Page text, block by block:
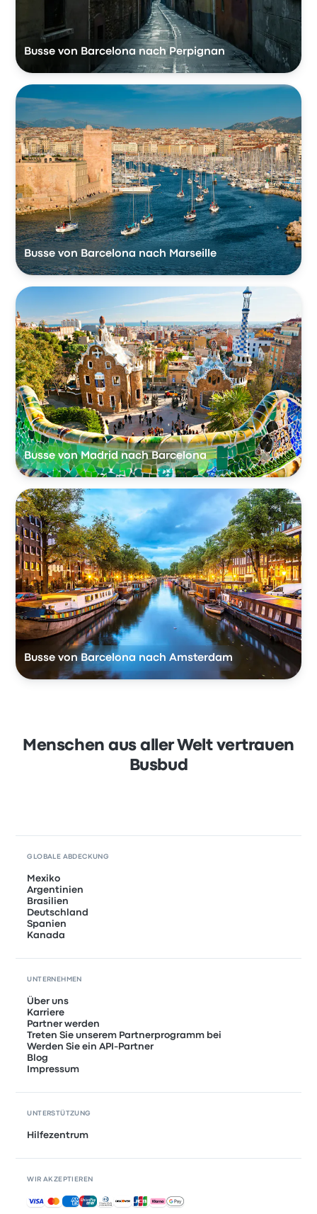
Busse von Barcelona nach Perpignan
Busse von Barcelona nach Marseille
Busse von Madrid nach Barcelona
Busse von Barcelona nach Amsterdam
Menschen aus aller Welt vertrauen
Busbud
GLOBALE ABDECKUNG
Mexiko
Argentinien
Brasilien
Deutschland
Spanien
Kanada
UNTERNEHMEN
Über uns
Karriere
Partner werden
Treten Sie unserem Partnerprogramm bei
Werden Sie ein API-Partner
Blog
Impressum
UNTERSTÜTZUNG
Hilfezentrum
WIR AKZEPTIEREN
Akzeptierte Zahlungsmethoden